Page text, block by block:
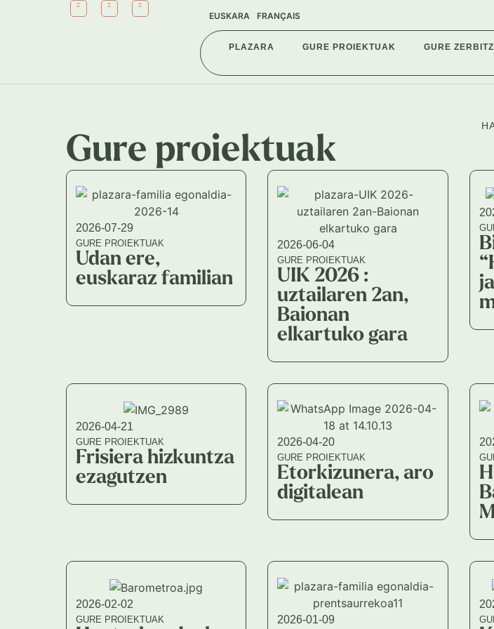
EUSKARA FRANÇAIS
PLAZARA GURE PROIEKTUAK GURE
Gure proiektuak
2026-07-29
GURE PROIEKTUAK
Udan ere,
euskaraz familian
2026-06-04
GURE PROIEKTUAK
UIK 2026 :
uztailaren 2an,
Baionan
elkartuko gara
2026-04-21
GURE PROIEKTUAK
Frisiera hizkuntza
ezagutzen
2026-04-20
GURE PROIEKTUAK
Etorkizunera, aro
digitalean
2026-02-02
GURE PROIEKTUAK 2026-01-09